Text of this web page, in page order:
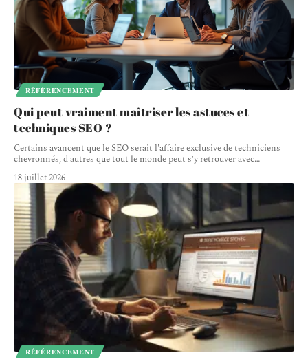
RÉFÉRENCEMENT
Qui peut vraiment maîtriser les astuces et
techniques SEO ?
Certains avancent que le SEO serait l'affaire exclusive de techniciens
chevronnés, d'autres que tout le monde peut s'y retrouver avec…
18 juillet 2026
RÉFÉRENCEMENT